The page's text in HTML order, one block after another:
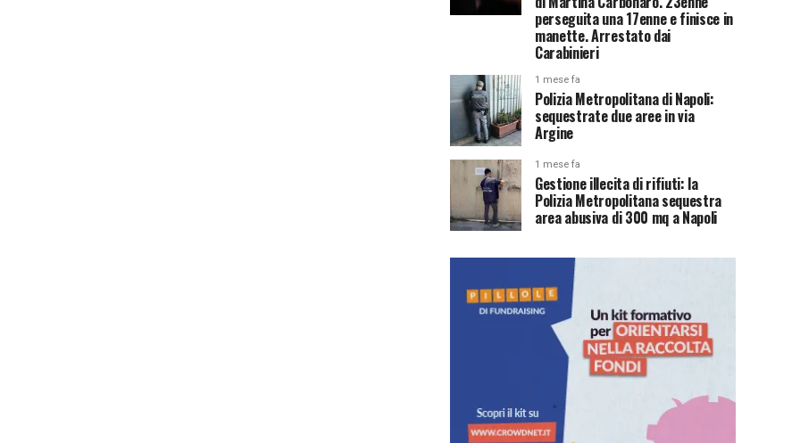
perseguita una 17enne e finisce in
manette. Arrestato dai
Carabinieri
1 mese fa
Polizia Metropolitana di Napoli:
sequestrate due aree in via
Argine
1 mese fa
Gestione illecita di rifiuti: la
Polizia Metropolitana sequestra
area abusiva di 300 mq a Napoli